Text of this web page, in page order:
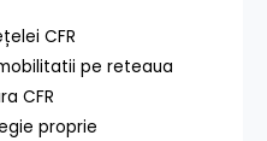
CFR
pe reteaua
CFR
proprie